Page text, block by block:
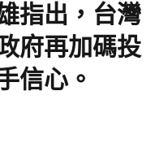
指出，台灣
府再加碼投
信心。